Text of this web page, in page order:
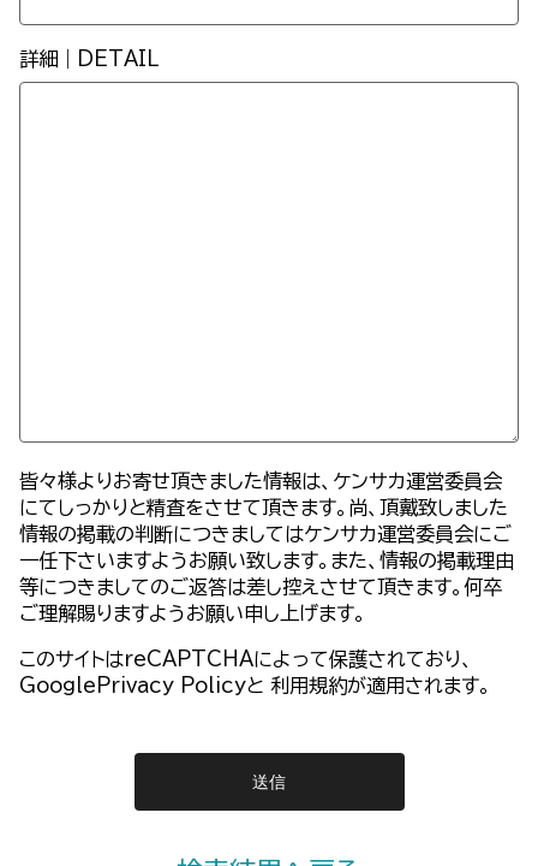
詳細｜DETAIL
皆々様よりお寄せ頂きました情報は、ケンサカ運営委員会
にてしっかりと精査をさせて頂きます。尚、頂戴致しました
情報の掲載の判断につきましてはケンサカ運営委員会にご
一任下さいますようお願い致します。また、情報の掲載理由
等につきましてのご返答は差し控えさせて頂きます。何卒
ご理解賜りますようお願い申し上げます。
このサイトはreCAPTCHAによって保護されており、
GooglePrivacy Policyと 利用規約が適用されます。